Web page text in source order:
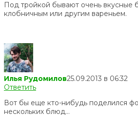
Под тройкой бывают очень вкусные
клобничным или другим вареньем.
Илья Рудомилов25.09.2013 в 06:32
Ответить
Вот бы еще кто-нибудь поделился
нескольких блюд…